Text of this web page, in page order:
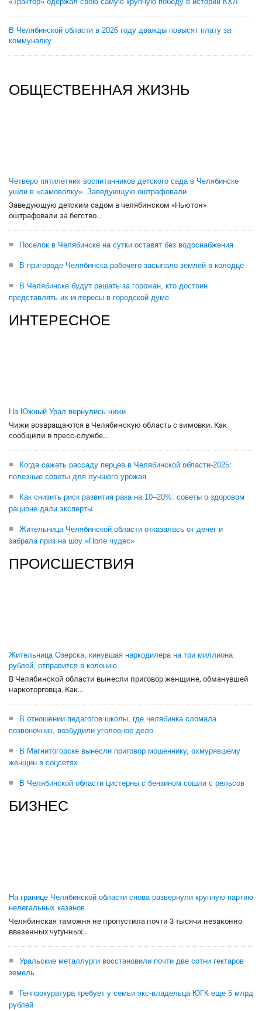
В Челябинской области в 2026 году дважды повысят плату за
коммуналку
ОБЩЕСТВЕННАЯ ЖИЗНЬ
Четверо пятилетних воспитанников детского сада в Челябинске
ушли в «самоволку». Заведующую оштрафовали
Заведующую детским садом в челябинском «Ньютон»
оштрафовали за бегство...
Поселок в Челябинске на сутки оставят без водоснабжения
В пригороде Челябинска рабочего засыпало землей в колодце
В Челябинске будут решать за горожан, кто достоин
представлять их интересы в городской думе
ИНТЕРЕСНОЕ
На Южный Урал вернулись чижи
Чижи возвращаются в Челябинскую область с зимовки. Как
сообщили в пресс-службе...
Когда сажать рассаду перцев в Челябинской области-2025:
полезные советы для лучшего урожая
Как снизить риск развития рака на 10–20%: советы о здоровом
рационе дали эксперты
Жительница Челябинской области отказалась от денег и
забрала приз на шоу «Поле чудес»
ПРОИСШЕСТВИЯ
Жительница Озерска, кинувшая наркодилера на три миллиона
рублей, отправится в колонию
В Челябинской области вынесли приговор женщине, обманувшей
наркоторговца. Как...
В отношении педагогов школы, где челябинка сломала
позвоночник, возбудили уголовное дело
В Магнитогорске вынесли приговор мошеннику, охмурявшему
женщин в соцсетях
В Челябинской области цистерны с бензином сошли с рельсов
БИЗНЕС
На границе Челябинской области снова развернули крупную партию
нелегальных казанов
Челябинская таможня не пропустила почти 3 тысячи незаконно
ввезенных чугунных...
Уральские металлурги восстановили почти две сотни гектаров
земель
Генпрокуратура требует у семьи экс-владельца ЮГК еще 5 млрд
рублей